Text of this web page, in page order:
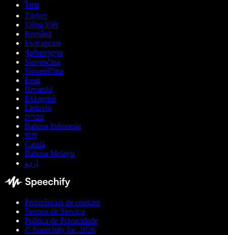
ไทย
Türkçe
Tiếng Việt
Română
Български
ქართული
Slovenčina
Slovenščina
Eesti
Hrvatski
Ελληνικά
Lietuvių
עברית
Bahasa Indonesia
বাংলা
Català
Bahasa Melayu
اردو
Preferências de cookies
Termos de Serviço
Política de Privacidade
© Speechify Inc 2026